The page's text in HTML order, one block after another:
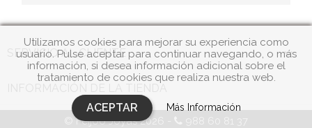
SERVICIO AL CLIENTE 
© Feijóo Joyas 2026 -
Utilizamos cookies para mejorar su experiencia como
usuario. Pulse aceptar para continuar navegando, o más
información, si desea información adicional sobre el
tratamiento de cookies que realiza nuestra web.
ACEPTAR Más Información